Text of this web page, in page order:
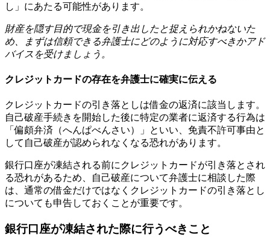
し」にあたる可能性があります。
財産を隠す目的で現金を引き出したと捉えられかねないた
め、まずは信頼できる弁護士にどのように対応すべきかアド
バイスを受けましょう。
クレジットカードの存在を弁護士に確実に伝える
クレジットカードの引き落としは借金の返済に該当します。
自己破産手続きを開始した後に特定の業者に返済する行為は
「偏頗弁済（へんぱべんさい）」といい、免責不許可事由と
して自己破産が認められなくなる恐れがあります。
銀行口座が凍結される前にクレジットカードが引き落とされ
る恐れがあるため、自己破産について弁護士に相談した際
は、通常の借金だけではなくクレジットカードの引き落とし
についても申告しておくことが重要です。
銀行口座が凍結された際に行うべきこと